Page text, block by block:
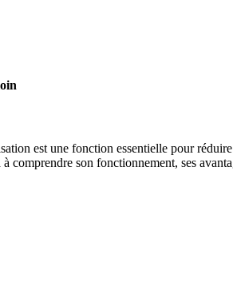
est une fonction essentielle pour
comprendre son fonctionnement, ses